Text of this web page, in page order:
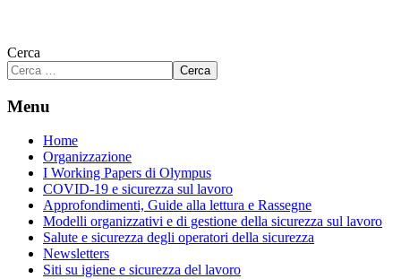
Cerca
Cerca
Menu
Home
Organizzazione
I Working Papers di Olympus
COVID-19 e sicurezza sul lavoro
Approfondimenti, Guide alla lettura e Rassegne
Modelli organizzativi e di gestione della sicurezza sul lavoro
Salute e sicurezza degli operatori della sicurezza
Newsletters
Siti su igiene e sicurezza del lavoro